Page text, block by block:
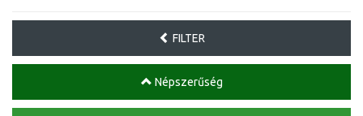
FILTER
Népszerűség